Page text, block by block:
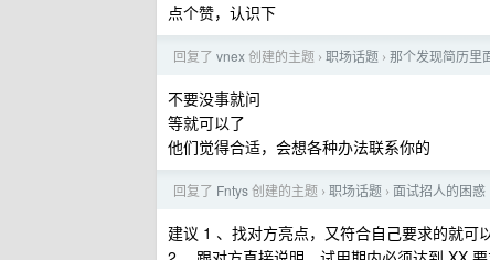
点个赞，认识下
回复了 vnex创建的主题 › 职场话题 › 那个发现简历里
不要没事就问
等就可以了
他们觉得合适，会想各种办法联系你的
回复了 Fntys创建的主题 › 职场话题 › 面试招人的困惑
建议 1 、找对方亮点，又符合自己要求的就可